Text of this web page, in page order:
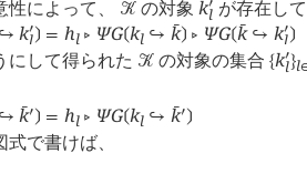
によって、 󰒢 の対象 kl
󰎘 が存在し
↪ kl
󰎘 ❳ = hl 󰖡 ΨG❲kl ↪ 󰔄
k❳ 󰖡 ΨG❲ 󰔄
k ↪ kl
󰎘 ❳
にして得られた 󰒢 の対象の集合 {kl
󰎘 }l
↪ 󰔄
k󰎘 ❳ = hl 󰖡 ΨG❲kl ↪ 󰔄
k󰎘 ❳
で書けば、